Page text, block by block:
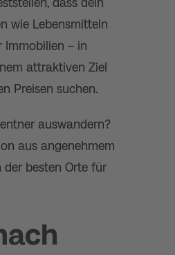
dass dein
wie Lebensmitteln
Immobilien – in
attraktiven Ziel
Preisen suchen.
auswandern?
aus angenehmem
der besten Orte für